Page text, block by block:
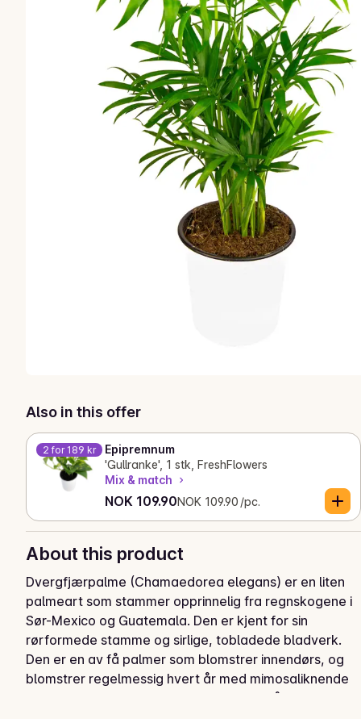
Also in this offer
2 for 189 kr
Epipremnum
'Gullranke', 1 stk, FreshFlowers
Mix & match
NOK 109.90
Current price is: NOK 109.90
NOK 109.90 /pc.
Unit price: NOK 109.90 /pc.
About this product
Dvergfjærpalme (Chamaedorea elegans) er en liten
palmeart som stammer opprinnelig fra regnskogene i
Sør-Mexico og Guatemala. Den er kjent for sin
rørformede stamme og sirlige, tobladede bladverk.
Den er en av få palmer som blomstrer innendørs, og
blomstrer regelmessig hvert år med mimosaliknende
blomsterstillinger, fra og med det tredje året.